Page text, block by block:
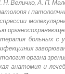
Величко, А. П.
i
больных с
органа
анатомия и